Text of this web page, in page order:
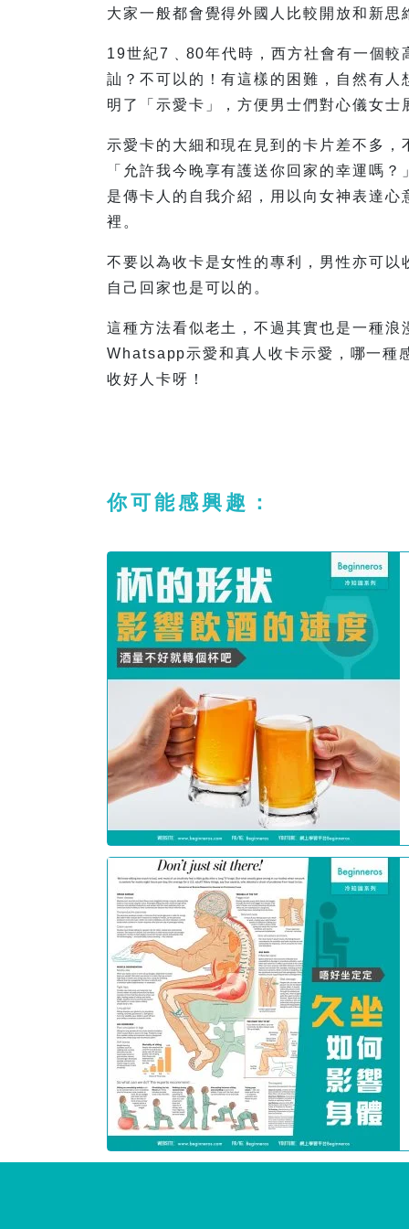
大家一般都會覺得外國人比較開放和新
19世紀7﹑80年代時，西方社會有一個
訕？不可以的！有這樣的困難，自然有
明了「示愛卡」，方便男士們對心儀女士
示愛卡的大細和現在見到的卡片差不多
「允許我今晚享有護送你回家的幸運嗎
是傳卡人的自我介紹，用以向女神表達
裡。
不要以為收卡是女性的專利，男性亦可
自己回家也是可以的。
這種方法看似老土，不過其實也是一種
Whatsapp示愛和真人收卡示愛，哪一種
收好人卡呀！
你可能感興趣：